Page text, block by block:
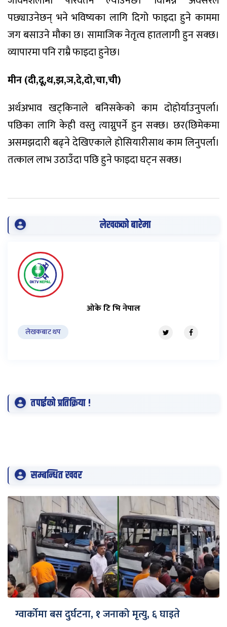
पछ्याउनेछन् भने भविष्यका लागि दिगो फाइदा हुने काममा
जग बसाउने मौका छ। सामाजिक नेतृत्व हातलागी हुन सक्छ।
व्यापारमा पनि राम्रै फाइदा हुनेछ।
मीन (दी,दू,थ,झ,ञ,दे,दो,चा,ची)
अर्थअभाव खट्किनाले बनिसकेको काम दोहोर्याउनुपर्ला।
पछिका लागि केही वस्तु त्याग्नुपर्ने हुन सक्छ। छर(छिमेकमा
असमझदारी बढ्ने देखिएकाले होसियारीसाथ काम लिनुपर्ला।
तत्काल लाभ उठाउँदा पछि हुने फाइदा घट्न सक्छ।
लेखकको बारेमा
ओके टि भि नेपाल
लेखकबाट थप
तपाईको प्रतिक्रिया !
सम्बन्धित खवर
ग्वार्कोमा बस दुर्घटना, १ जनाको मृत्यु, ६ घाइते